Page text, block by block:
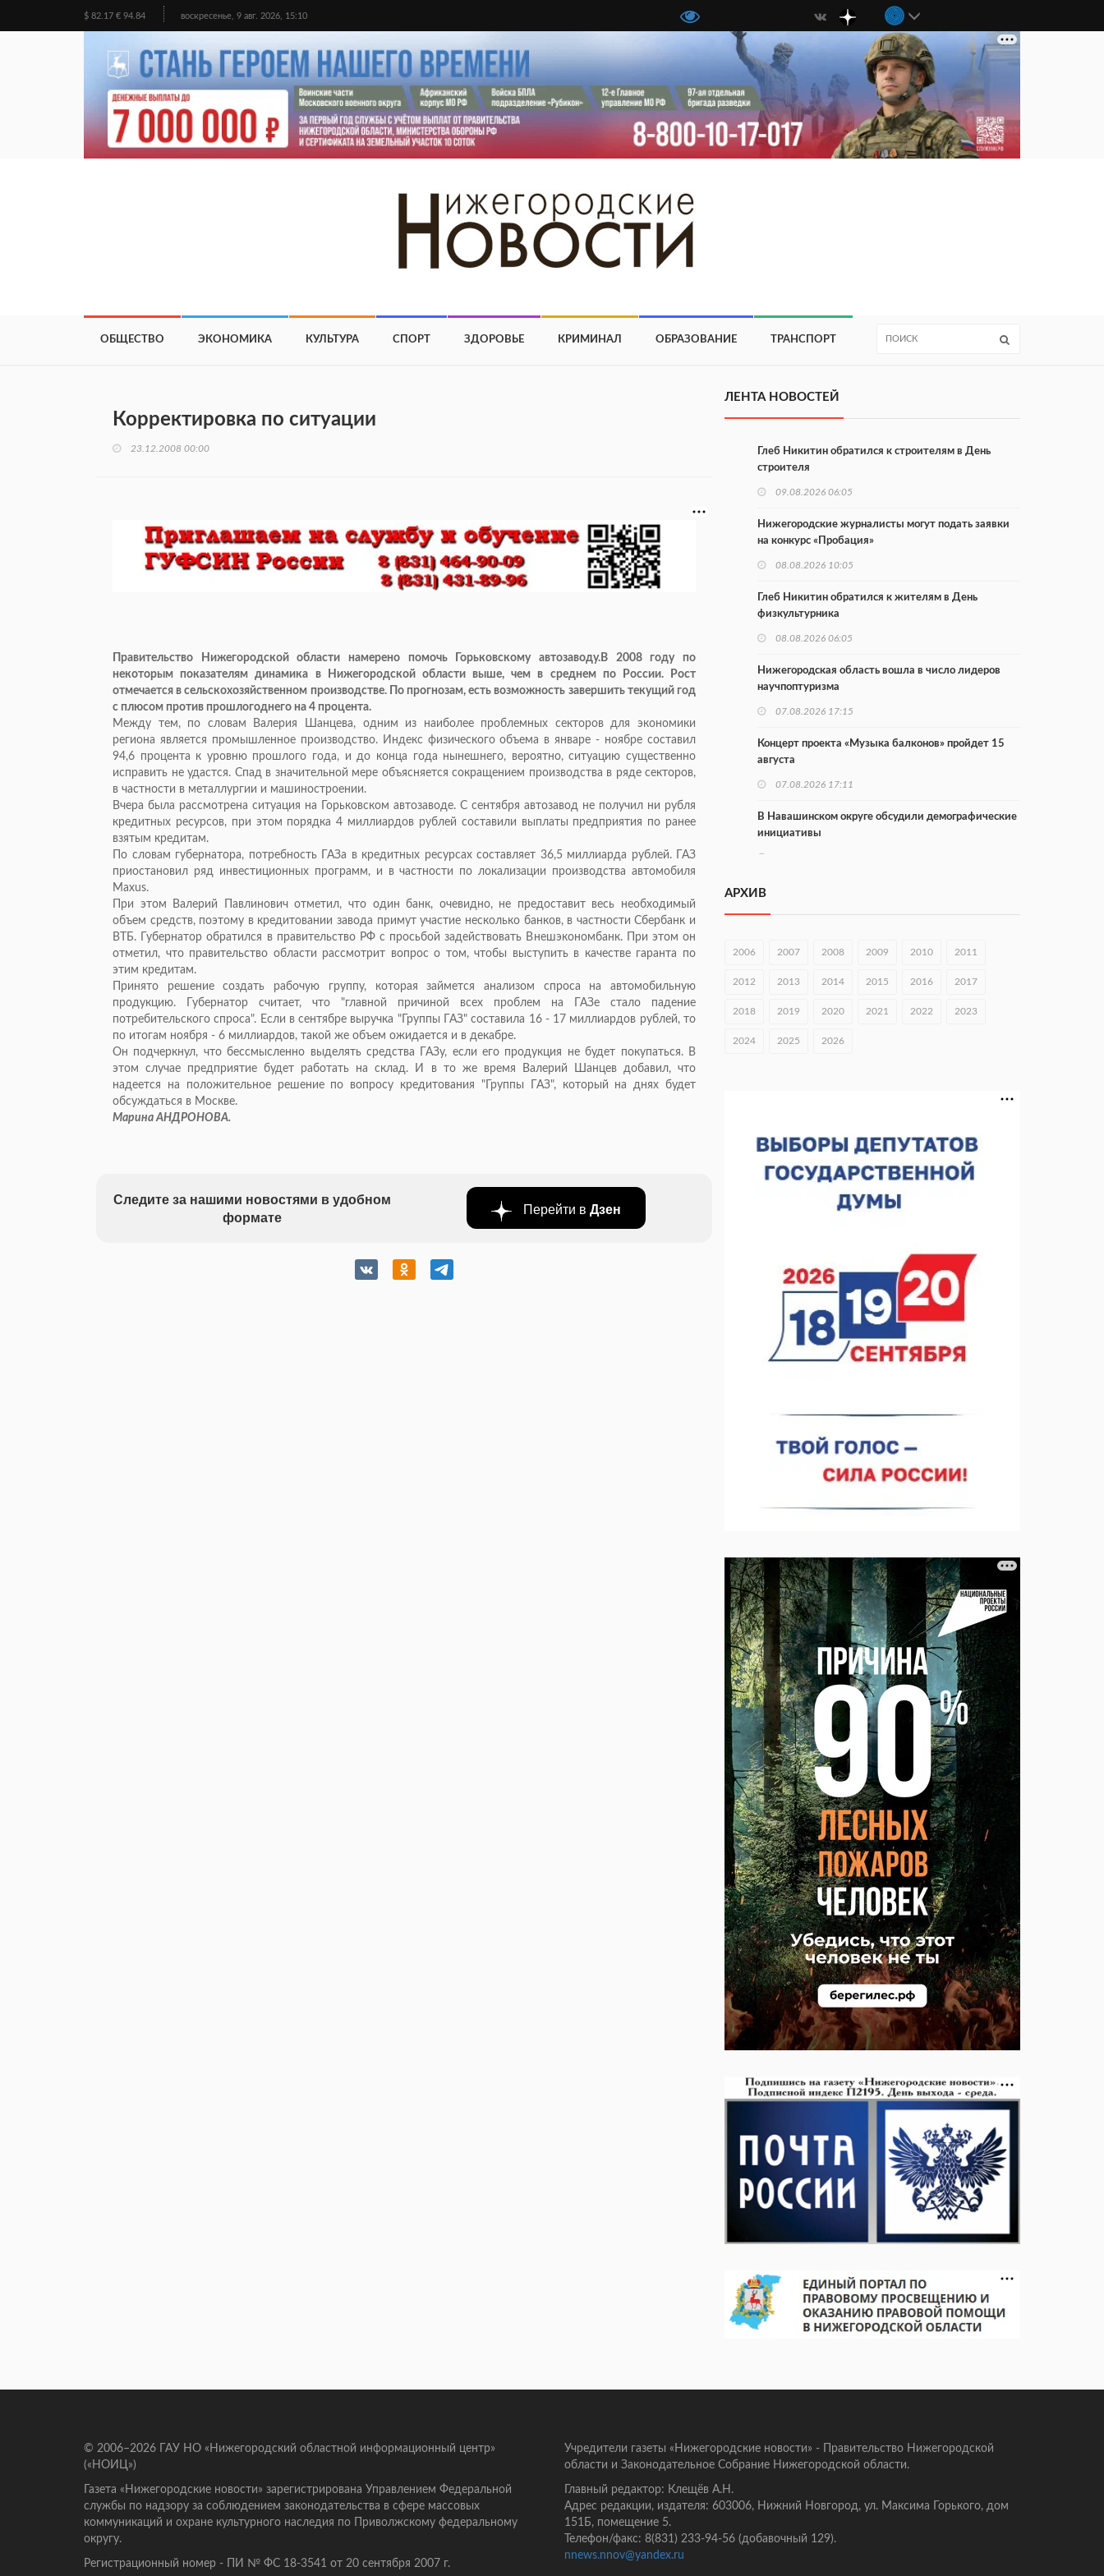
$ 82.17 € 94.84 воскресенье, 9 авг. 2026, 15:10
ОБЩЕСТВО ЭКОНОМИКА КУЛЬТУРА СПОРТ ЗДОРОВЬЕ КРИМИНАЛ ОБРАЗОВАНИЕ ТРАНСПОРТ
Корректировка по ситуации
23.12.2008 00:00
Правительство Нижегородской области намерено помочь Горьковскому автозаводу.В 2008 году по
некоторым показателям динамика в Нижегородской области выше, чем в среднем по России. Рост
отмечается в сельскохозяйственном производстве. По прогнозам, есть возможность завершить текущий год
с плюсом против прошлогоднего на 4 процента.
Между тем, по словам Валерия Шанцева, одним из наиболее проблемных секторов для экономики
региона является промышленное производство. Индекс физического объема в январе - ноябре составил
94,6 процента к уровню прошлого года, и до конца года нынешнего, вероятно, ситуацию существенно
исправить не удастся. Спад в значительной мере объясняется сокращением производства в ряде секторов,
в частности в металлургии и машиностроении.
Вчера была рассмотрена ситуация на Горьковском автозаводе. С сентября автозавод не получил ни рубля
кредитных ресурсов, при этом порядка 4 миллиардов рублей составили выплаты предприятия по ранее
взятым кредитам.
По словам губернатора, потребность ГАЗа в кредитных ресурсах составляет 36,5 миллиарда рублей. ГАЗ
приостановил ряд инвестиционных программ, и в частности по локализации производства автомобиля
Maxus.
При этом Валерий Павлинович отметил, что один банк, очевидно, не предоставит весь необходимый
объем средств, поэтому в кредитовании завода примут участие несколько банков, в частности Сбербанк и
ВТБ. Губернатор обратился в правительство РФ с просьбой задействовать Внешэкономбанк. При этом он
отметил, что правительство области рассмотрит вопрос о том, чтобы выступить в качестве гаранта по
этим кредитам.
Принято решение создать рабочую группу, которая займется анализом спроса на автомобильную
продукцию. Губернатор считает, что "главной причиной всех проблем на ГАЗе стало падение
потребительского спроса". Если в сентябре выручка "Группы ГАЗ" составила 16 - 17 миллиардов рублей, то
по итогам ноября - 6 миллиардов, такой же объем ожидается и в декабре.
Он подчеркнул, что бессмысленно выделять средства ГАЗу, если его продукция не будет покупаться. В
этом случае предприятие будет работать на склад. И в то же время Валерий Шанцев добавил, что
надеется на положительное решение по вопросу кредитования "Группы ГАЗ", который на днях будет
обсуждаться в Москве.
Марина АНДРОНОВА.
Следите за нашими новостями в удобном
формате
Перейти в Дзен
ЛЕНТА НОВОСТЕЙ
Глеб Никитин обратился к строителям в День
строителя
09.08.2026 06:05
Нижегородские журналисты могут подать заявки
на конкурс «Пробация»
08.08.2026 10:05
Глеб Никитин обратился к жителям в День
физкультурника
08.08.2026 06:05
Нижегородская область вошла в число лидеров
научпоптуризма
07.08.2026 17:15
Концерт проекта «Музыка балконов» пройдет 15
августа
07.08.2026 17:11
В Навашинском округе обсудили демографические
инициативы
Институт развития агломерации разработал 39
Нижний Новгород
В Нижегородской области прошло заседание АТК и
07.08.2026 14:01
В Нижегородской области выбрали лучшего
лесного пожарного
07.08.2026 13:48
07.08.2026 13:15
В Нижегородской области посещаемость
спортобъектов выросла на 28%
07.08.2026 12:15
АРХИВ
2006 2007 2008 2009 2010 2011
2012 2013 2014 2015 2016 2017
2018 2019 2020 2021 2022 2023
2024 2025 2026
© 2006–2026 ГАУ НО «Нижегородский областной информационный центр»
(«НОИЦ»)
Газета «Нижегородские новости» зарегистрирована Управлением Федеральной
службы по надзору за соблюдением законодательства в сфере массовых
коммуникаций и охране культурного наследия по Приволжскому федеральному
округу.
Регистрационный номер - ПИ № ФС 18-3541 от 20 сентября 2007 г.
Учредители газеты «Нижегородские новости» - Правительство Нижегородской
области и Законодательное Собрание Нижегородской области.
Главный редактор: Клещёв А.Н.
Адрес редакции, издателя: 603006, Нижний Новгород, ул. Максима Горького, дом
151Б, помещение 5.
Телефон/факс: 8(831) 233-94-56 (добавочный 129).
nnews.nnov@yandex.ru